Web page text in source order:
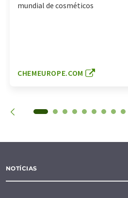
mundial de cosméticos
CHEMEUROPE.COM
NOTÍCIAS